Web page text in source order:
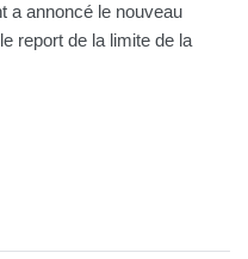
a annoncé le nouveau
report de la limite de la